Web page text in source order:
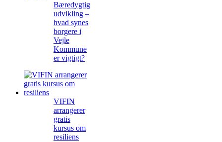
Bæredygtig
udvikling –
hvad synes
borgere i
Vejle
Kommune
er vigtigt?
VIFIN
arrangerer
gratis
kursus om
resiliens